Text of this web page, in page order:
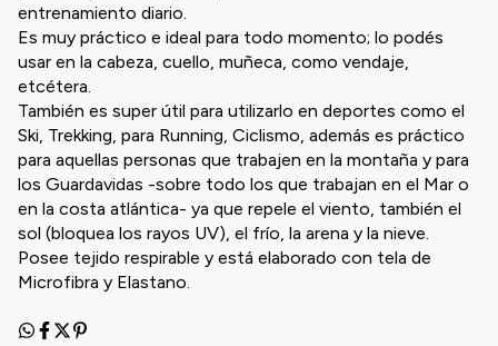
entrenamiento diario.
Es muy práctico e ideal para todo momento; lo podés
usar en la cabeza, cuello, muñeca, como vendaje,
etcétera.
También es super útil para utilizarlo en deportes como el
Ski, Trekking, para Running, Ciclismo, además es práctico
para aquellas personas que trabajen en la montaña y para
los Guardavidas -sobre todo los que trabajan en el Mar o
en la costa atlántica- ya que repele el viento, también el
sol (bloquea los rayos UV), el frío, la arena y la nieve.
Posee tejido respirable y está elaborado con tela de
Microfibra y Elastano.